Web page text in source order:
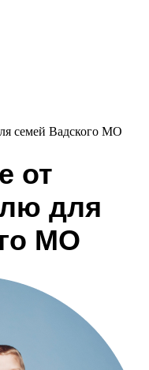
семей Вадского МО
от
для
МО